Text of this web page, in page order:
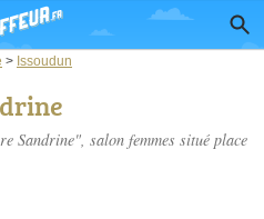
> Issoudun
Sandrine", salon femmes situé place